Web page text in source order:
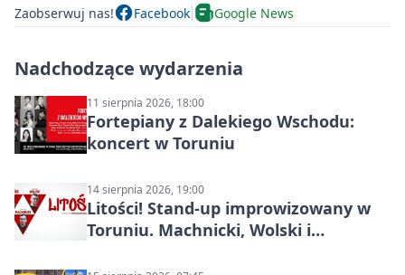
Zaobserwuj nas! Facebook Google News
Nadchodzące wydarzenia
11 sierpnia 2026, 18:00
Fortepiany z Dalekiego Wschodu:
koncert w Toruniu
14 sierpnia 2026, 19:00
Litości! Stand-up improwizowany w
Toruniu. Machnicki, Wolski i